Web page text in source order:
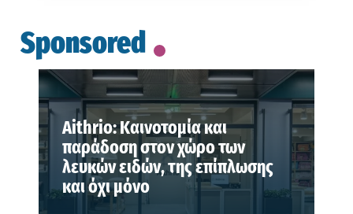
Sponsored
Aithrio: Καινοτομία και
παράδοση στον χώρο των
λευκών ειδών, της επίπλωσης
και όχι μόνο